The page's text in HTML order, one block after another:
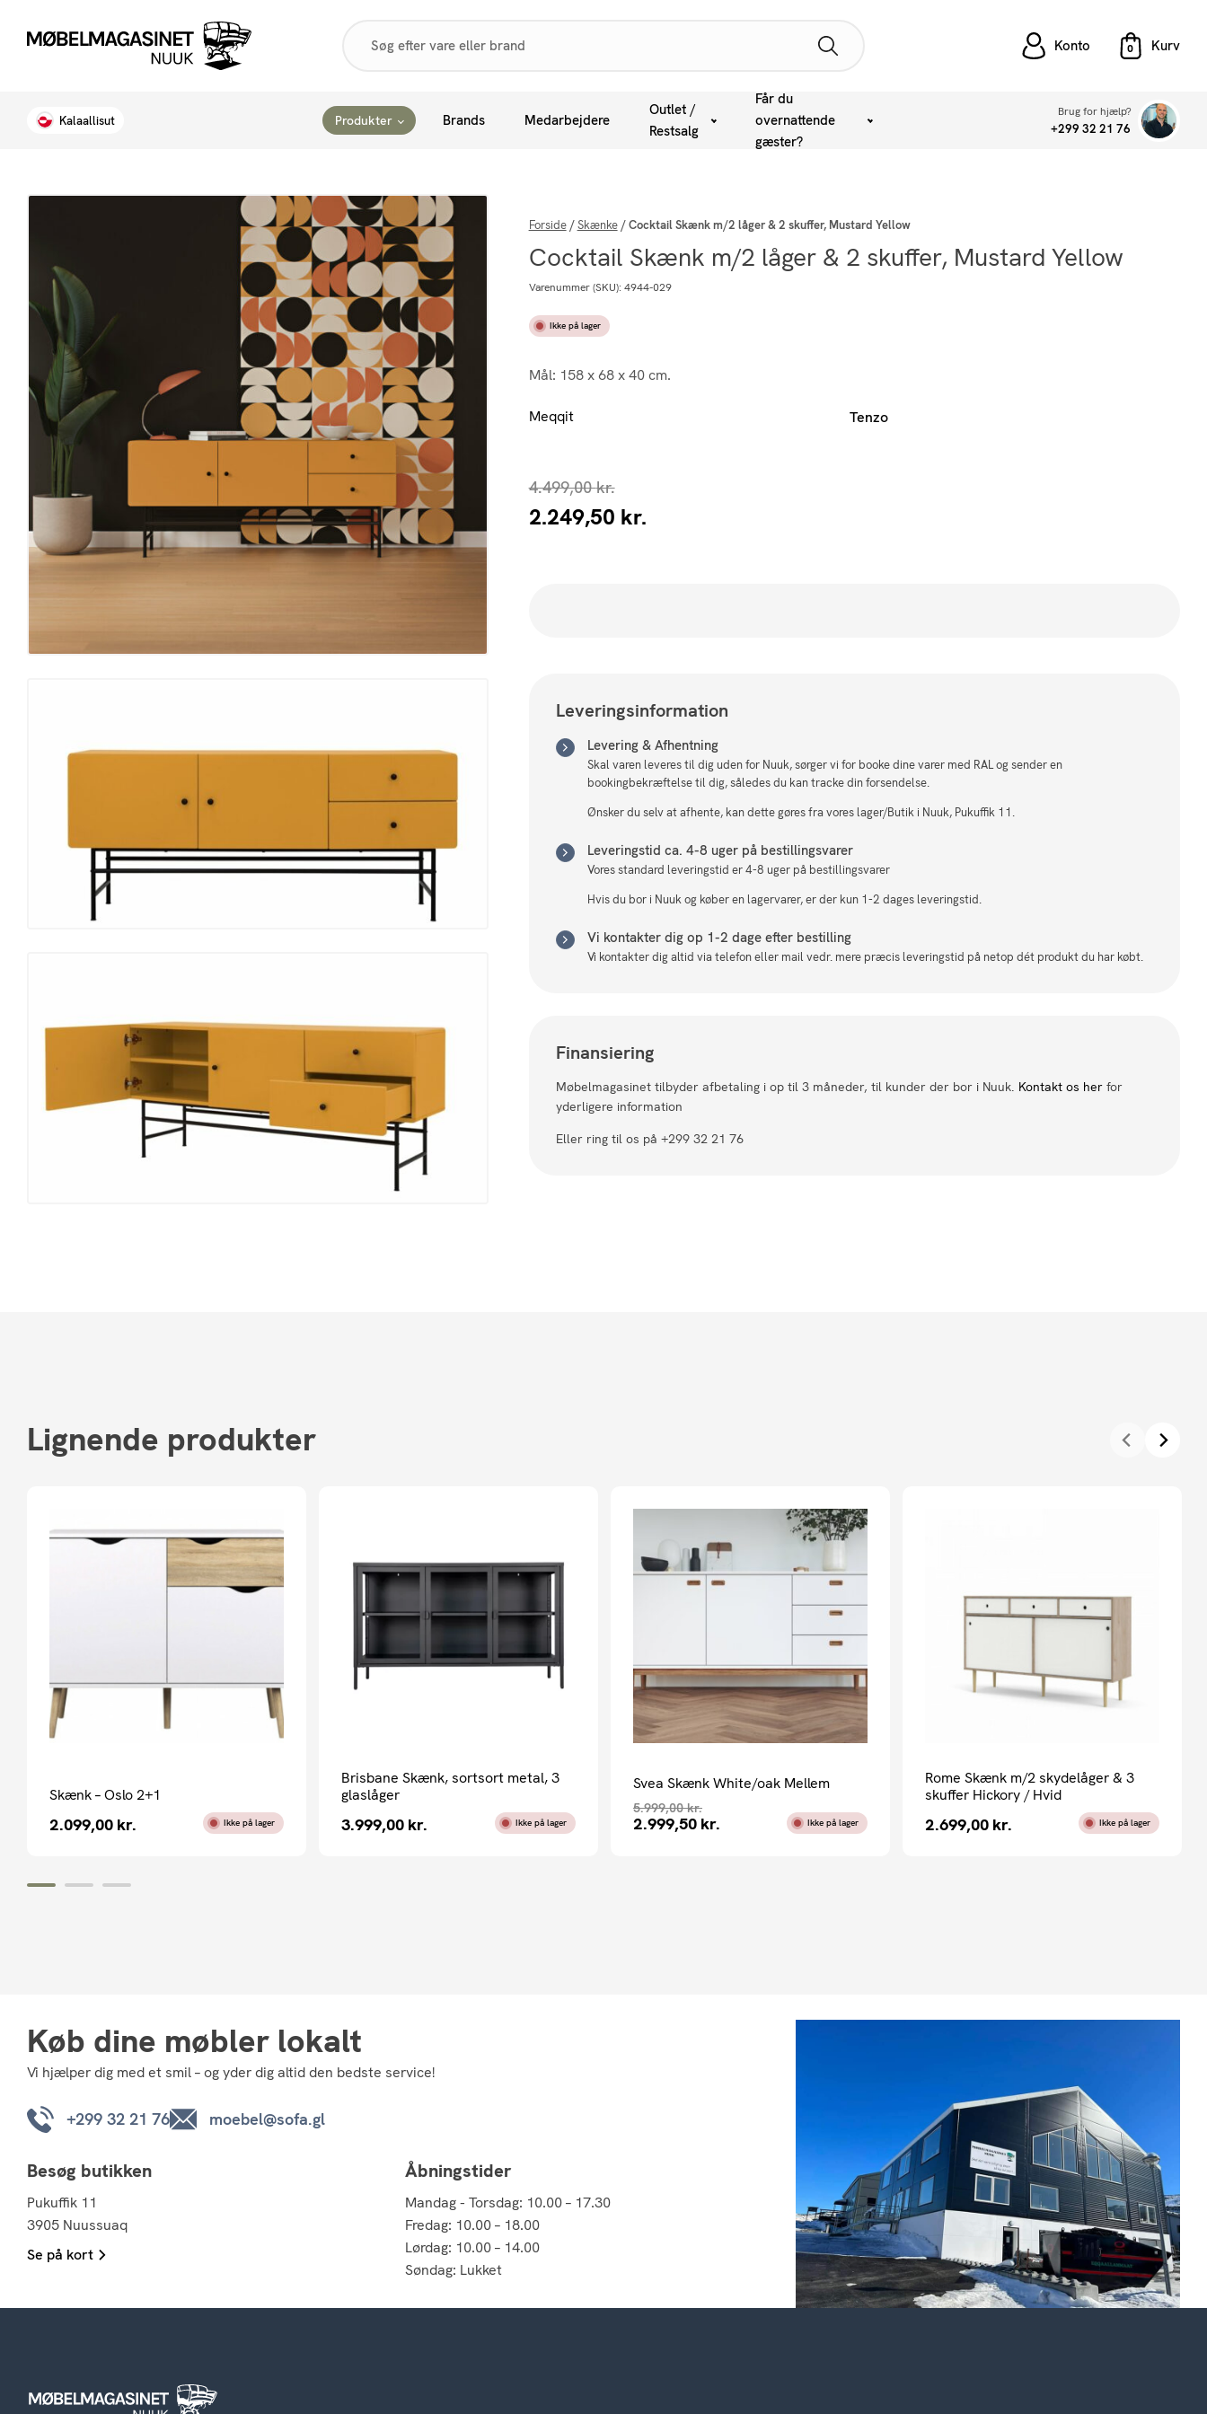
search
Konto
Kalaallisut Produkter Brands Medarbejdere
Outlet /
Restsalg
Får du
overnattende
gæster?
Brug for hjælp?
+299 32 21 76
Forside/Skænke/Cocktail Skænk m/2 låger & 2 skuffer, Mustard Yellow
Cocktail Skænk m/2 låger & 2 skuffer, Mustard Yellow
Varenummer (SKU): 4944-029
Ikke på lager
Mål: 158 x 68 x 40 cm.
Meqqit Tenzo
4.499,00kr.
2.249,50 kr.
Leveringsinformation
Levering & Afhentning
Skal varen leveres til dig uden for Nuuk, sørger vi for booke dine varer med RAL og sender en
bookingbekræftelse til dig, således du kan tracke din forsendelse.
Ønsker du selv at afhente, kan dette gøres fra vores lager/Butik i Nuuk, Pukuffik 11.
Leveringstid ca. 4-8 uger på bestillingsvarer
Vores standard leveringstid er 4-8 uger på bestillingsvarer
Hvis du bor i Nuuk og køber en lagervarer, er der kun 1-2 dages leveringstid.
Vi kontakter dig op 1-2 dage efter bestilling
Vi kontakter dig altid via telefon eller mail vedr. mere præcis leveringstid på netop dét produkt du har købt.
Finansiering
Møbelmagasinet tilbyder afbetaling i op til 3 måneder, til kunder der bor i Nuuk. Kontakt os herfor
yderligere information
Eller ring til os på +299 32 21 76
Lignende produkter
Skænk – Oslo 2+1
2.099,00 kr. Ikke på lager
Brisbane Skænk, sortsort metal, 3
glaslåger
3.999,00 kr. Ikke på lager
Svea Skænk White/oak Mellem
5.999,00kr.
2.999,50 kr. Ikke på lager
Rome Skænk m/2 skydelåger & 3
skuffer Hickory / Hvid
2.699,00 kr. Ikke på lager
Køb dine møbler lokalt
Vi hjælper dig med et smil – og yder dig altid den bedste service!
+299 32 21 76 moebel@sofa.gl
Besøg butikken
Pukuffik 11
3905 Nuussuaq
Se på kort
Åbningstider
Mandag - Torsdag: 10.00 – 17.30
Fredag: 10.00 – 18.00
Lørdag: 10.00 – 14.00
Søndag: Lukket